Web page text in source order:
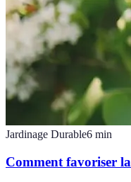
Jardinage Durable6 min
Comment favoriser